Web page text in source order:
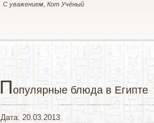
С уважением, Кот Учёный
Популярные блюда в Египте
Дата: 20.03.2013